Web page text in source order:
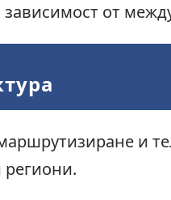
зависимост от
и